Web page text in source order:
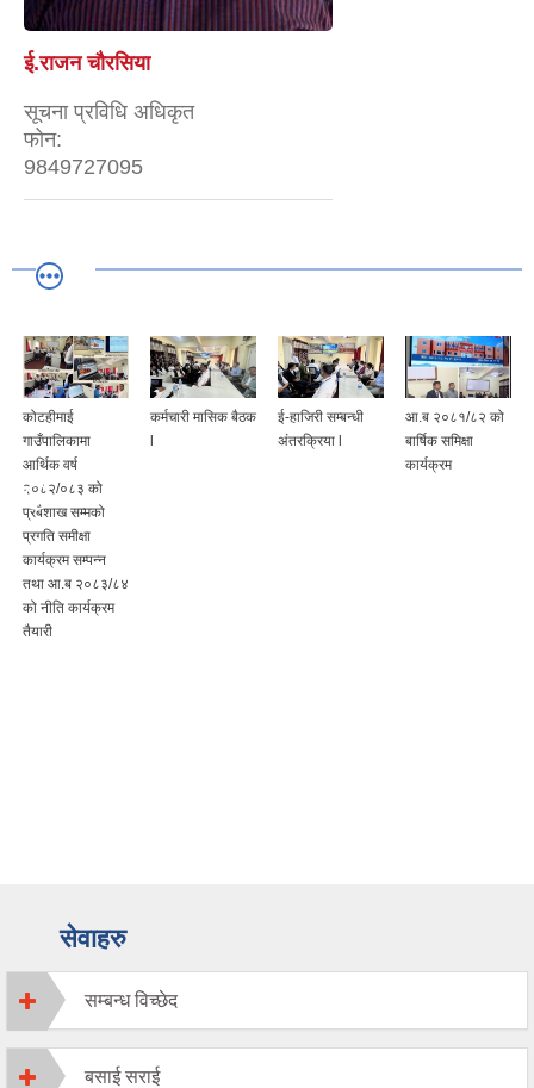
ई.राजन चाैरसिया
सूचना प्रविधि अधिकृत
फोन:
9849727095
कोटहीमाई
गाउँपालिकामा
आर्थिक वर्ष
२०८२/०८३ को
प्रबैशाख सम्मको
प्रगति समीक्षा
कार्यक्रम सम्पन्न
तथा आ.ब २०८३/८४
को नीति कार्यक्रम
तैयारी
कर्मचारी मासिक बैठक
l
ई-हाजिरी सम्बन्धी
अंतरक्रिया l
आ.ब २०८१/८२ को
बार्षिक समिक्षा
कार्यक्रम
सेवाहरु
सम्बन्ध विच्छेद
बसाई सराई